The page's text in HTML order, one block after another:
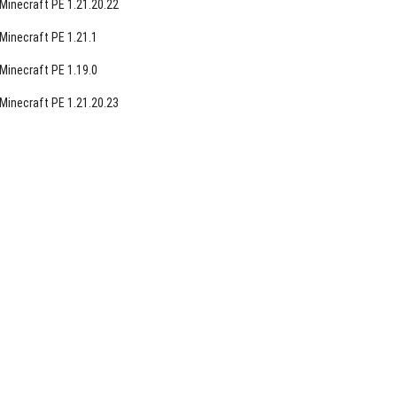
Minecraft PE 1.21.20.22
Minecraft PE 1.21.1
Minecraft PE 1.19.0
Minecraft PE 1.21.20.23